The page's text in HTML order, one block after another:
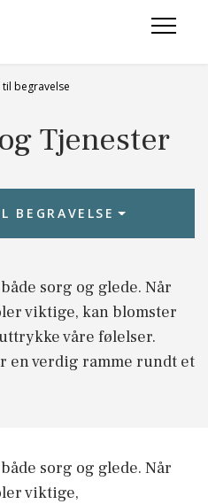
begravelse
Tjenester
BEGRAVELSE
sorg og glede. Når
viktige, kan blomster
våre følelser.
en verdig ramme rundt et
sorg og glede. Når
viktige,